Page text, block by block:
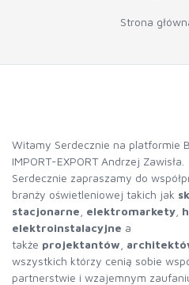
Strona
Witamy Serdecznie na platformie
IMPORT-EXPORT Andrzej Zawisła.
Serdecznie zapraszamy do
branży oświetleniowej takich jak
stacjonarne elektromarkety
elektroinstalacyjne a
także projektantów
wszystkich którzy cenią sobie
partnerstwie i wzajemnym